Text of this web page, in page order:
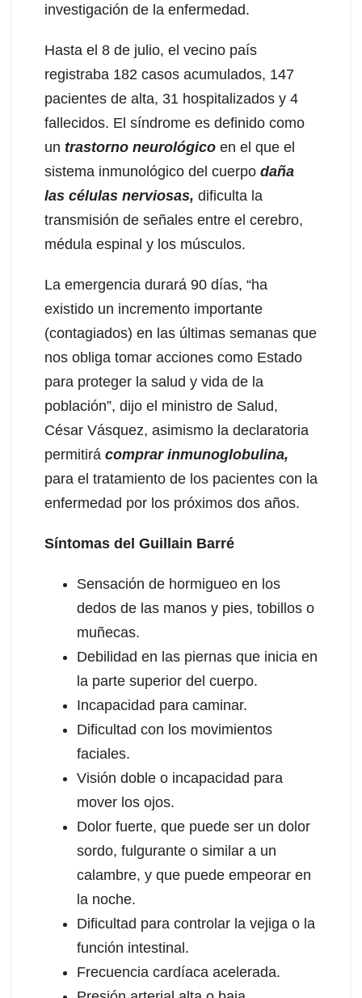
investigación de la enfermedad.
Hasta el 8 de julio, el vecino país
registraba 182 casos acumulados, 147
pacientes de alta, 31 hospitalizados y 4
fallecidos. El síndrome es definido como
un trastorno neurológico en el que el
sistema inmunológico del cuerpo daña
las células nerviosas, dificulta la
transmisión de señales entre el cerebro,
médula espinal y los músculos.
La emergencia durará 90 días, “ha
existido un incremento importante
(contagiados) en las últimas semanas que
nos obliga tomar acciones como Estado
para proteger la salud y vida de la
población”, dijo el ministro de Salud,
César Vásquez, asimismo la declaratoria
permitirá comprar inmunoglobulina,
para el tratamiento de los pacientes con la
enfermedad por los próximos dos años.
Síntomas del Guillain Barré
Sensación de hormigueo en los
dedos de las manos y pies, tobillos o
muñecas.
Debilidad en las piernas que inicia en
la parte superior del cuerpo.
Incapacidad para caminar.
Dificultad con los movimientos
faciales.
Visión doble o incapacidad para
mover los ojos.
Dolor fuerte, que puede ser un dolor
sordo, fulgurante o similar a un
calambre, y que puede empeorar en
la noche.
Dificultad para controlar la vejiga o la
función intestinal.
Frecuencia cardíaca acelerada.